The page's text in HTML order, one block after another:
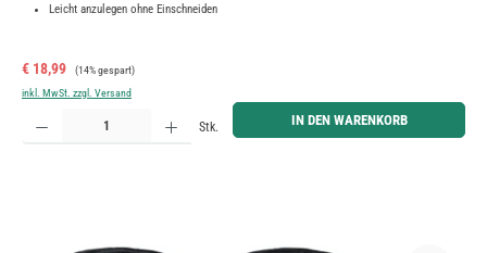
Leicht anzulegen ohne Einschneiden
Verkaufspreis:
€ 18,99 Regulärer Preis:
(14% gespart)
inkl. MwSt. zzgl. Versand
Produkt Anzahl: Gib den gewünschten Wert ein oder benutze die Schaltflächen um die Anzahl zu
Stk. IN DEN WARENKORB